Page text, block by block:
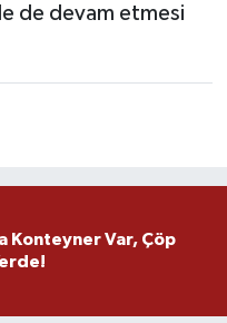
de devam etmesi
Konteyner Var, Çöp